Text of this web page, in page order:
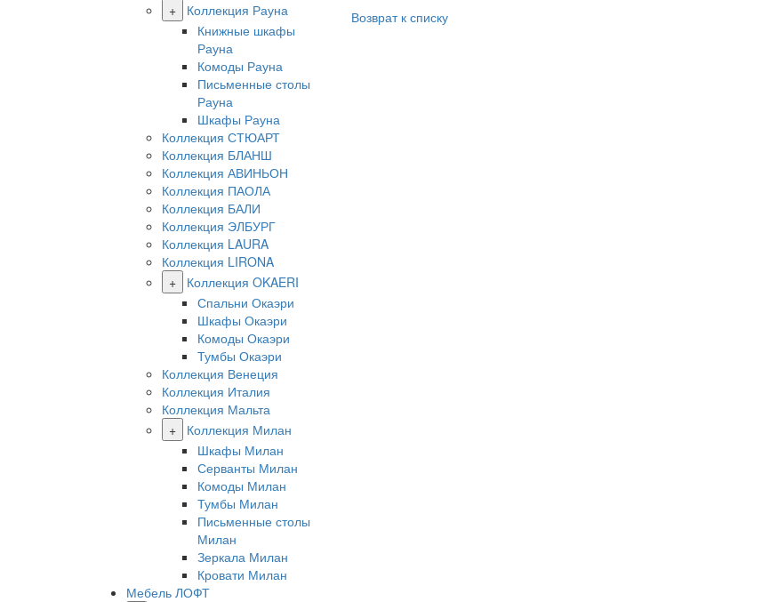
+
Коллекция Рауна
Книжные шкафы
Рауна
Комоды Рауна
Письменные столы
Рауна
Шкафы Рауна
Коллекция СТЮАРТ
Коллекция БЛАНШ
Коллекция АВИНЬОН
Коллекция ПАОЛА
Коллекция БАЛИ
Коллекция ЭЛБУРГ
Коллекция LAURA
Коллекция LIRONA
+
Коллекция OKAERI
Спальни Окаэри
Шкафы Окаэри
Комоды Окаэри
Тумбы Окаэри
Коллекция Венеция
Коллекция Италия
Коллекция Мальта
+
Коллекция Милан
Шкафы Милан
Серванты Милан
Комоды Милан
Тумбы Милан
Письменные столы
Милан
Зеркала Милан
Кровати Милан
Мебель ЛОФТ
Возврат к списку